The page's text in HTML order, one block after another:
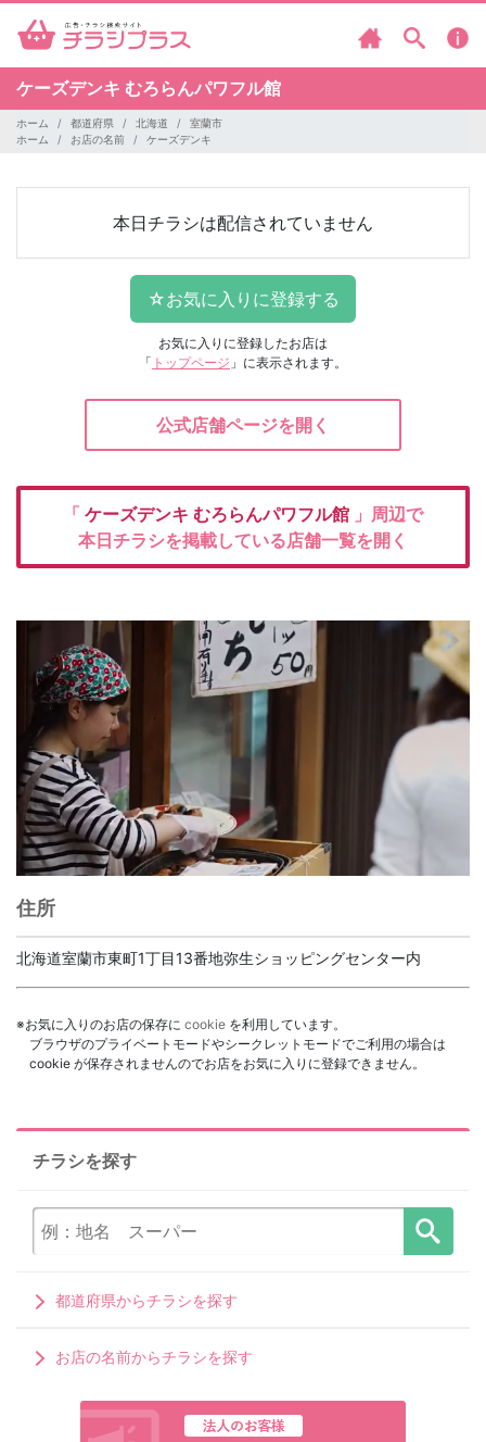
ケーズデンキ むろらんパワフル館
ホーム 都道府県 北海道
室蘭市
ホーム
お店の名前 ケーズデンキ
本日チラシは配信されていません
お気に入りに登録したお店は
「 トップページ 」に表示されます。
公式店舗ページを開く
「 ケーズデンキ むろらんパワフル館 」周辺で
本日チラシを掲載している店舗一覧を開く
住所
北海道室蘭市東町1丁目13番地弥生ショッピングセンター内
※お気に入りのお店の保存に cookie を利用しています。
ブラウザのプライベートモードやシークレットモードでご利用の場合は
cookie が保存されませんのでお店をお気に入りに登録できません。
チラシを探す
都道府県からチラシを探す
お店の名前からチラシを探す